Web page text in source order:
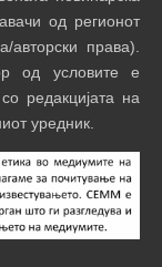
од регионот
авторски права).
од условите е
редакцијата на
уредник.